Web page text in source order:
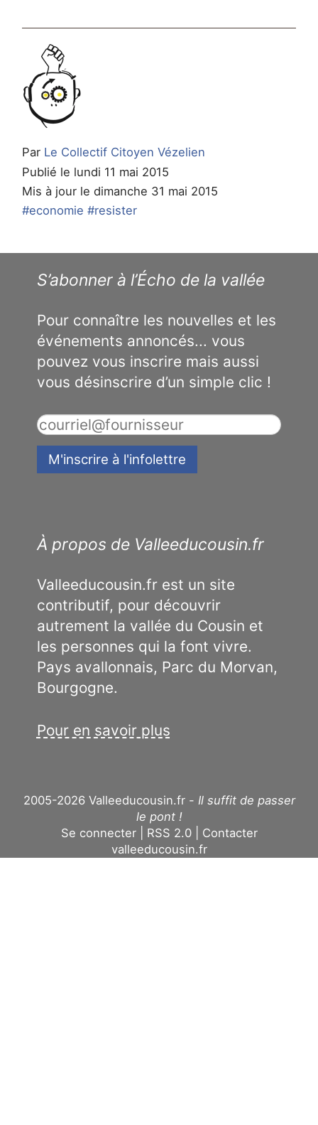
Par Le Collectif Citoyen Vézelien
Publié le lundi 11 mai 2015
Mis à jour le dimanche 31 mai 2015
#economie #resister
S’abonner à l’Écho de la vallée
Pour connaître les nouvelles et les
événements annoncés... vous
pouvez vous inscrire mais aussi
vous désinscrire d’un simple clic !
À propos de Valleeducousin.fr
Valleeducousin.fr est un site
contributif, pour découvrir
autrement la vallée du Cousin et
les personnes qui la font vivre.
Pays avallonnais, Parc du Morvan,
Bourgogne.
Pour en savoir plus
2005-2026 Valleeducousin.fr - Il suffit de passer
le pont !
Se connecter
RSS 2.0
Contacter
valleeducousin.fr